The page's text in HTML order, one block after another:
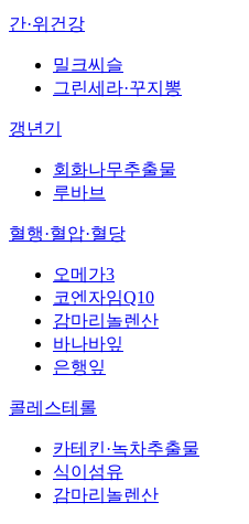
간·위건강
밀크씨슬
그린세라·꾸지뽕
갱년기
회화나무추출물
루바브
혈행·혈압·혈당
오메가3
코엔자임Q10
감마리놀렌산
바나바잎
은행잎
콜레스테롤
카테킨·녹차추출물
식이섬유
감마리놀렌산